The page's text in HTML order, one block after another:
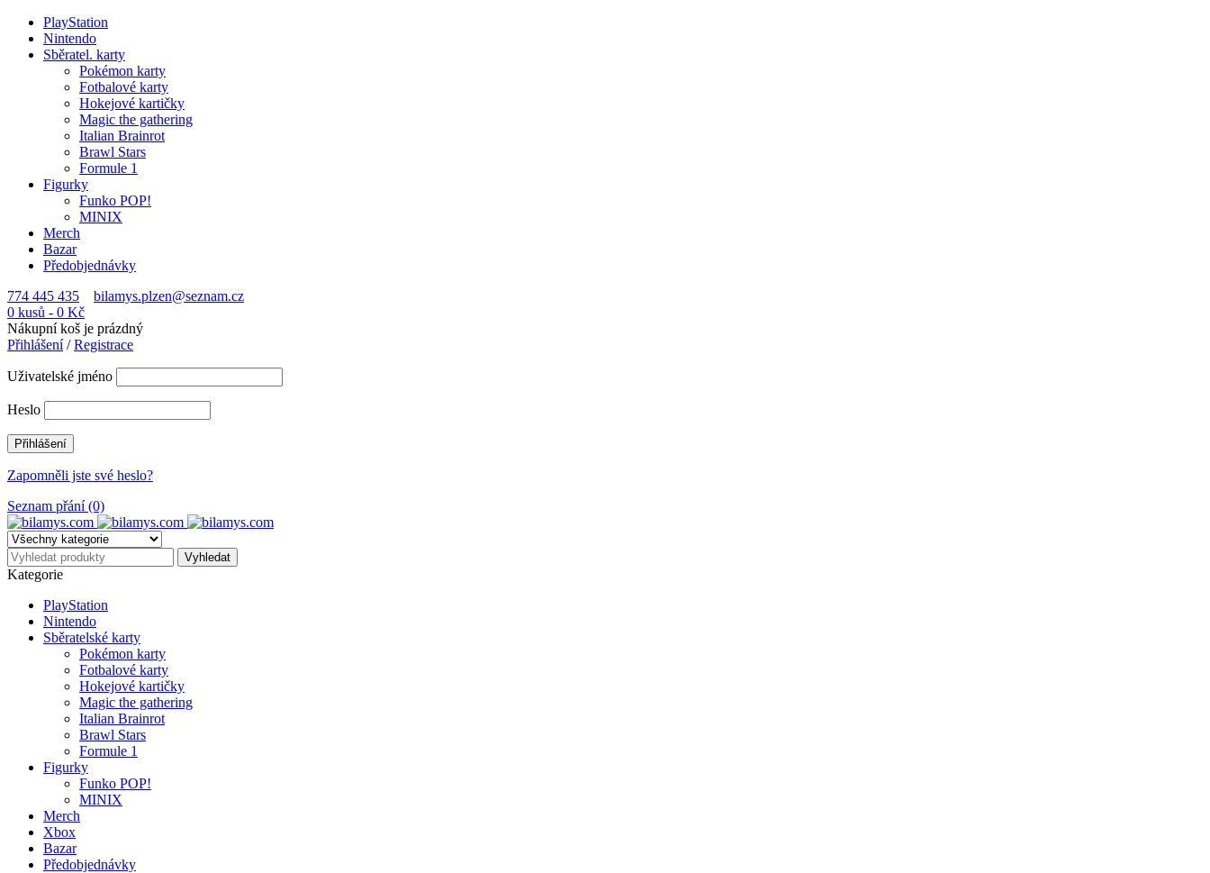
PlayStation
Nintendo
Sběratel. karty
Pokémon karty
Fotbalové karty
Hokejové kartičky
Magic the gathering
Italian Brainrot
Brawl Stars
Formule 1
Figurky
Funko POP!
MINIX
Merch
Bazar
Předobjednávky
774 445 435
bilamys.plzen@seznam.cz
0 kusů - 0 Kč
Nákupní koš je prázdný
Přihlášení/Registrace
Uživatelské jméno
Heslo
Zapomněli jste své heslo?
Seznam přání (0)
Kategorie
PlayStation
Nintendo
Sběratelské karty
Pokémon karty
Fotbalové karty
Hokejové kartičky
Magic the gathering
Italian Brainrot
Brawl Stars
Formule 1
Figurky
Funko POP!
MINIX
Merch
Xbox
Bazar
Předobjednávky